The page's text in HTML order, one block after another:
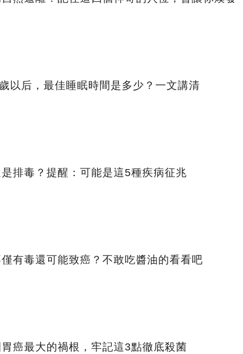
以后，最佳睡眠時間是多少？一文講清
排毒？提醒：可能是這5種疾病征兆
有毒還可能致癌？不敢吃醬油的看看吧
癌最大的禍根，牢記這3點徹底殺菌